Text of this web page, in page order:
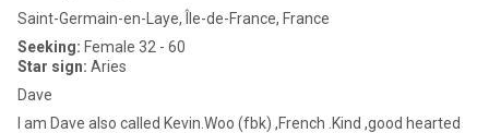
Saint-Germain-en-Laye, Île-de-France, France
Seeking: Female 32 - 60
Star sign: Aries
Dave
I am Dave also called Kevin.Woo (fbk) ,French .Kind ,good hearted